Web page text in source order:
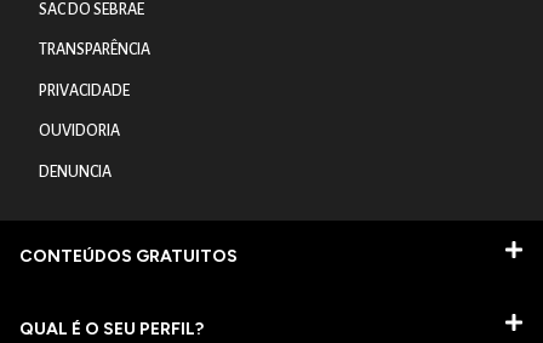
SAC DO SEBRAE
TRANSPARÊNCIA
PRIVACIDADE
OUVIDORIA
DENUNCIA
CONTEÚDOS GRATUITOS
QUAL É O SEU PERFIL?